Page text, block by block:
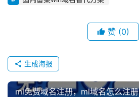
赞 (0)
生成海报
ml免费域名注册，ml域名怎么注册